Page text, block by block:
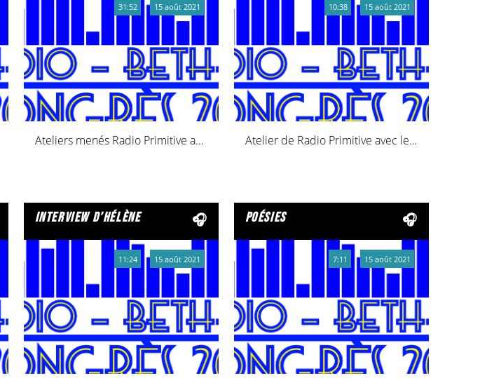
Ateliers menés Radio Primitive avec la crèche Jolimômes de Witry-Les-Reims
31:52 15 août 2021
Atelier de Radio Primitive avec les sixièmes du collège Paul Fort.
10:38 15 août 2021
interview d’hélène
11:24 15 août 2021
poésies
7:11 15 août 2021